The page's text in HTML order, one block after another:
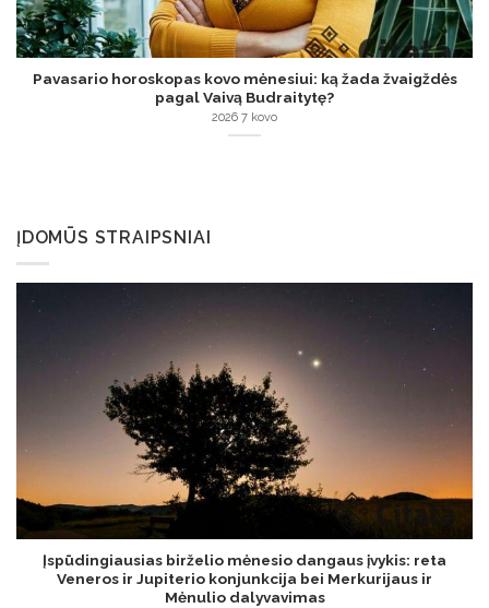
Pavasario horoskopas kovo mėnesiui: ką žada žvaigždės
pagal Vaivą Budraitytę?
2026 7 kovo
ĮDOMŪS STRAIPSNIAI
Įspūdingiausias birželio mėnesio dangaus įvykis: reta
Veneros ir Jupiterio konjunkcija bei Merkurijaus ir
Mėnulio dalyvavimas